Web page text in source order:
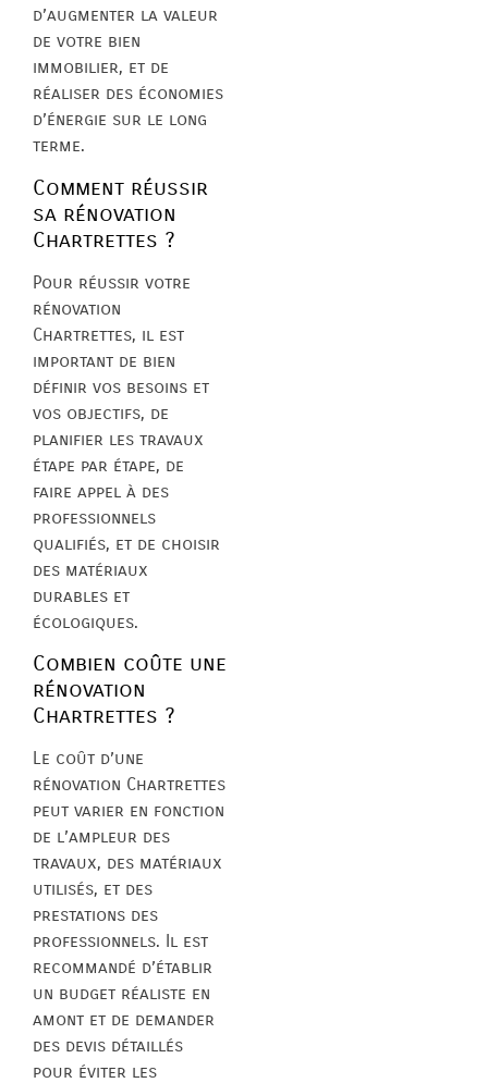
d’augmenter la valeur
de votre bien
immobilier, et de
réaliser des économies
d’énergie sur le long
terme.
Comment réussir
sa rénovation
Chartrettes ?
Pour réussir votre
rénovation
Chartrettes, il est
important de bien
définir vos besoins et
vos objectifs, de
planifier les travaux
étape par étape, de
faire appel à des
professionnels
qualifiés, et de choisir
des matériaux
durables et
écologiques.
Combien coûte une
rénovation
Chartrettes ?
Le coût d’une
rénovation Chartrettes
peut varier en fonction
de l’ampleur des
travaux, des matériaux
utilisés, et des
prestations des
professionnels. Il est
recommandé d’établir
un budget réaliste en
amont et de demander
des devis détaillés
pour éviter les